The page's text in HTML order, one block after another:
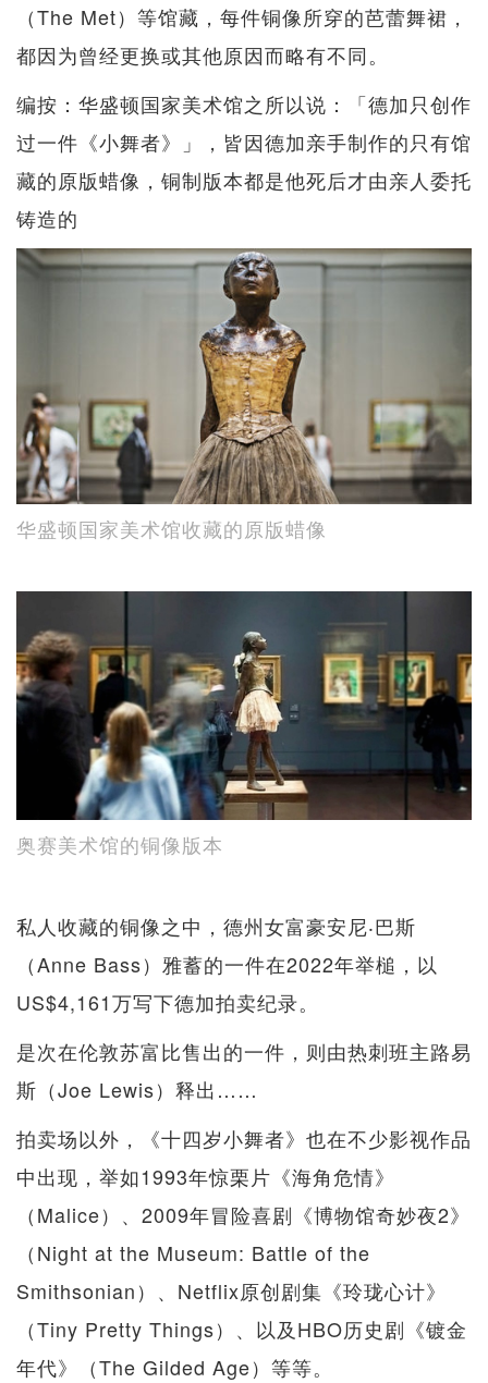
（The Met）等馆藏，每件铜像所穿的芭蕾舞裙，
都因为曾经更换或其他原因而略有不同。
编按：华盛顿国家美术馆之所以说：「德加只创作
过一件《小舞者》」，皆因德加亲手制作的只有馆
藏的原版蜡像，铜制版本都是他死后才由亲人委托
铸造的
华盛顿国家美术馆收藏的原版蜡像
奥赛美术馆的铜像版本
私人收藏的铜像之中，德州女富豪安尼‧巴斯
（Anne Bass）雅蓄的一件在2022年举槌，以
US$4,161万写下德加拍卖纪录。
是次在伦敦苏富比售出的一件，则由热刺班主路易
斯（Joe Lewis）释出……
拍卖场以外，《十四岁小舞者》也在不少影视作品
中出现，举如1993年惊栗片《海角危情》
（Malice）、2009年冒险喜剧《博物馆奇妙夜2》
（Night at the Museum: Battle of the
Smithsonian）、Netflix原创剧集《玲珑心计》
（Tiny Pretty Things）、以及HBO历史剧《镀金
年代》（The Gilded Age）等等。